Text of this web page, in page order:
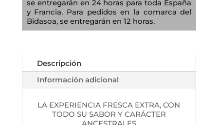
se entregarán en 24 horas para toda España
y Francia. Para pedidos en la comarca del
Bidasoa, se entregarán en 12 horas.
Descripción
Información adicional
LA EXPERIENCIA FRESCA EXTRA, CON
TODO SU SABOR Y CARÁCTER